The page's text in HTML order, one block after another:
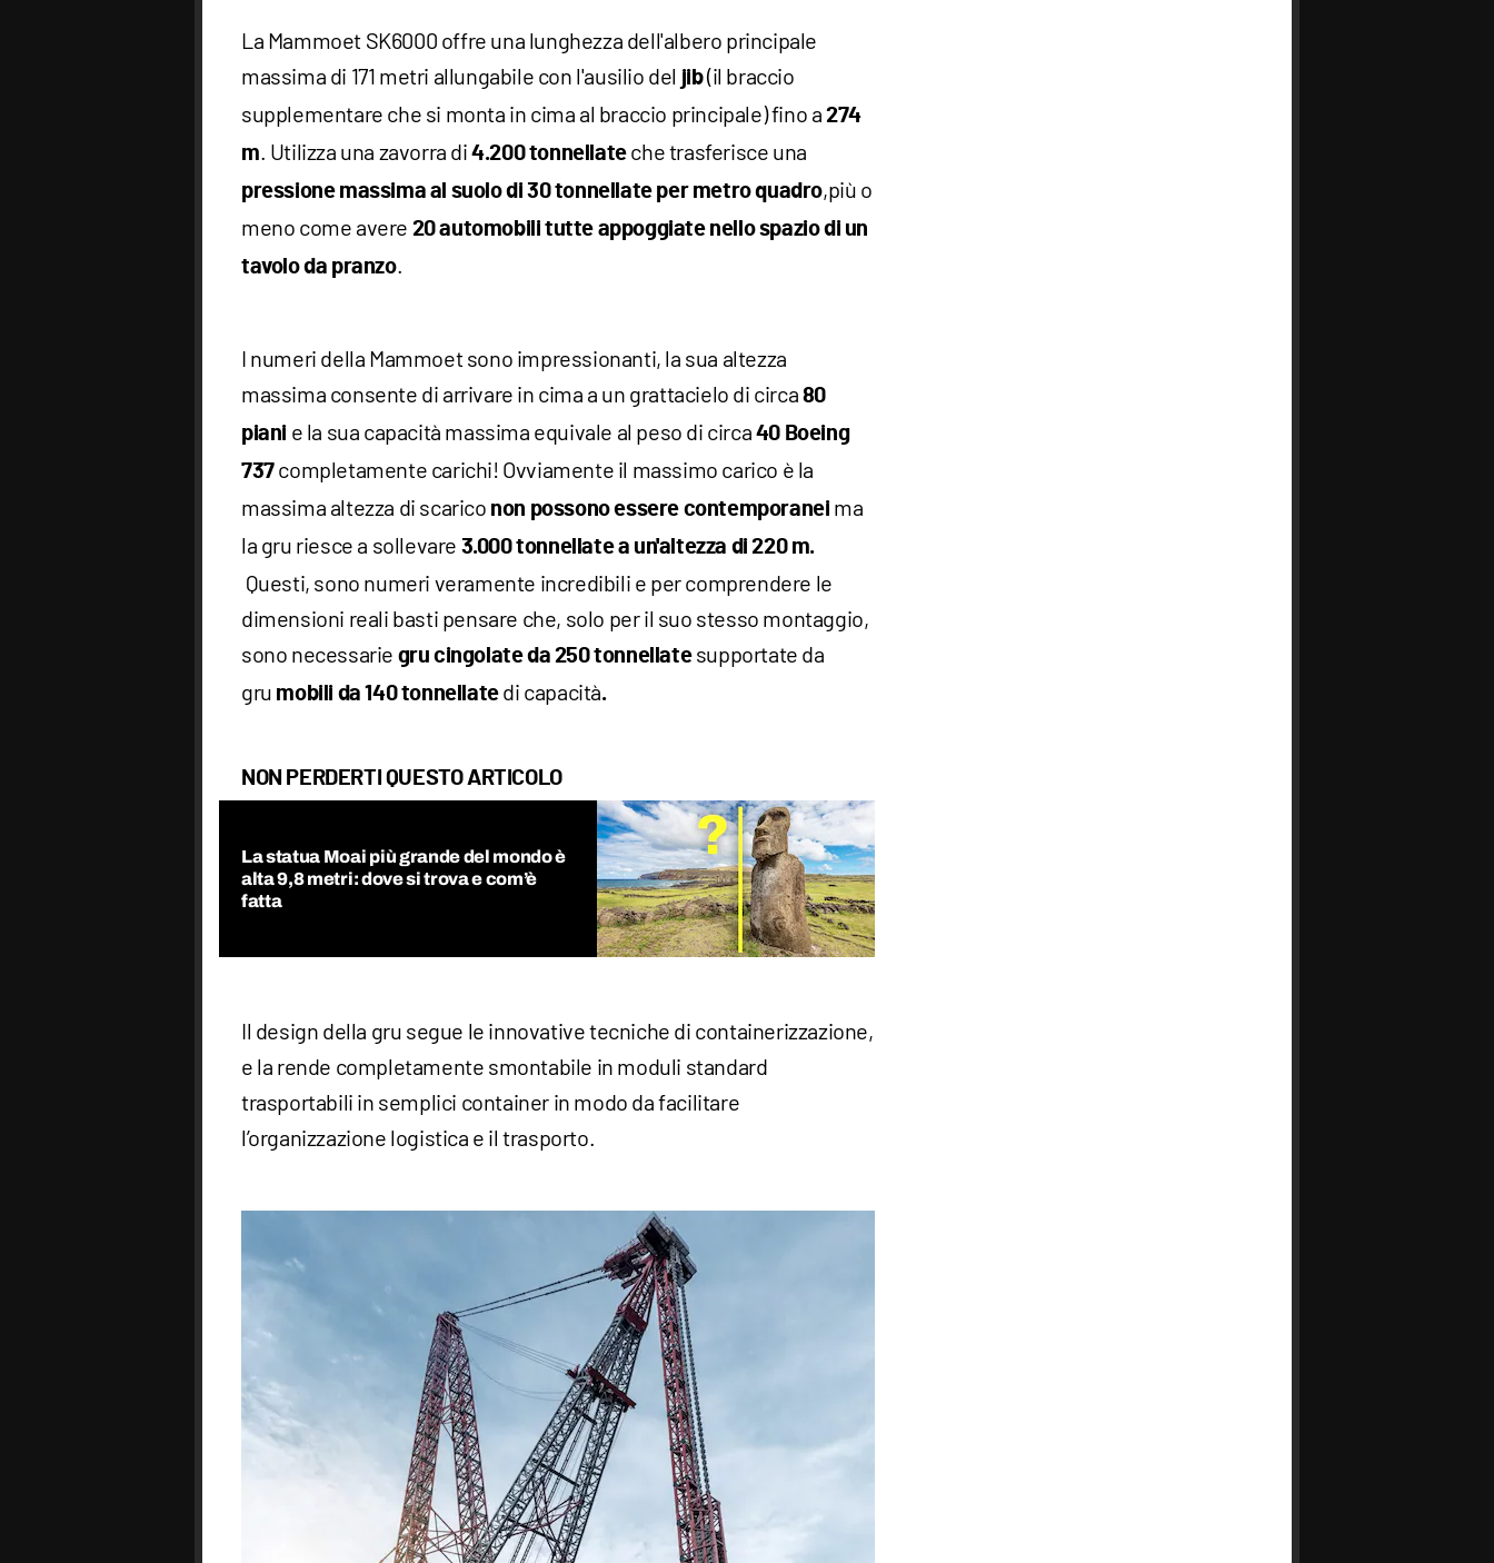
La Mammoet SK6000 offre una lunghezza dell'albero principale
massima di 171 metri allungabile con l'ausilio del jib(il braccio
supplementare che si monta in cima al braccio principale) fino a 274
m. Utilizza una zavorra di4.200 tonnellate che trasferisce una
pressione massima al suolo di 30 tonnellate per metro quadro,più o
meno come avere 20 automobili tutte appoggiate nello spazio di un
tavolo da pranzo.
I numeri della Mammoet sono impressionanti, la sua altezza
massima consente di arrivare in cima a un grattacielo di circa 80
piani e la sua capacità massima equivale al peso di circa 40 Boeing
737completamente carichi! Ovviamente il massimo carico è la
massima altezza di scarico non possono essere contemporanei ma
la gru riesce a sollevare 3.000 tonnellate a un'altezza di 220 m.
Questi, sono numeri veramente incredibili e per comprendere le
dimensioni reali basti pensare che, solo per il suo stesso montaggio,
sono necessarie gru cingolate da 250 tonnellate supportate da
gru mobili da 140 tonnellate di capacità.
NON PERDERTI QUESTO ARTICOLO
La statua Moai più grande del mondo è
alta 9,8 metri: dove si trova e com’è
fatta
Il design della gru segue le innovative tecniche di containerizzazione,
e la rende completamente smontabile in moduli standard
trasportabili in semplici container in modo da facilitare
l’organizzazione logistica e il trasporto.